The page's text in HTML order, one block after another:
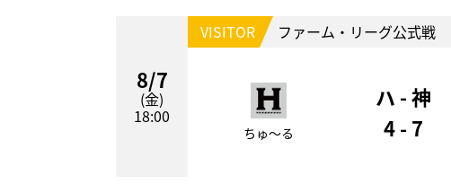
8/7
(金)
18:00
VISITOR ファーム・リーグ公式戦
ちゅ～る
ハ - 神
4 - 7